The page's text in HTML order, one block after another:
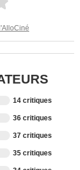
14 critiques
36 critiques
37 critiques
35 critiques